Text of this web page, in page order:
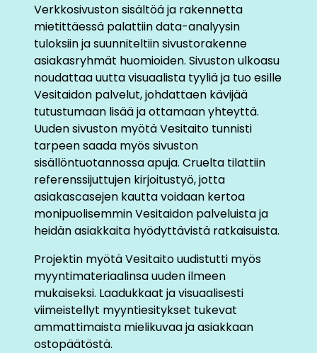
Verkkosivuston sisältöä ja rakennetta
mietittäessä palattiin data-analyysin
tuloksiin ja suunniteltiin sivustorakenne
asiakasryhmät huomioiden. Sivuston ulkoasu
noudattaa uutta visuaalista tyyliä ja tuo esille
Vesitaidon palvelut, johdattaen kävijää
tutustumaan lisää ja ottamaan yhteyttä.
Uuden sivuston myötä Vesitaito tunnisti
tarpeen saada myös sivuston
sisällöntuotannossa apuja. Cruelta tilattiin
referenssijuttujen kirjoitustyö, jotta
asiakascasejen kautta voidaan kertoa
monipuolisemmin Vesitaidon palveluista ja
heidän asiakkaita hyödyttävistä ratkaisuista.
Projektin myötä Vesitaito uudistutti myös
myyntimateriaalinsa uuden ilmeen
mukaiseksi. Laadukkaat ja visuaalisesti
viimeistellyt myyntiesitykset tukevat
ammattimaista mielikuvaa ja asiakkaan
ostopäätöstä.